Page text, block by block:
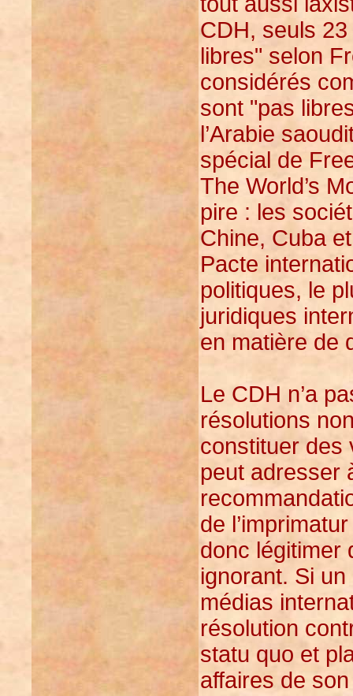
CDH, seuls
libres" selon
considérés
sont "pas
l’Arabie
spécial de
The World’s
pire : les
Chine, Cuba
Pacte
politiques, le
juridiques
en matière de
Le CDH n’a
résolutions
constituer des
peut adresser
de
donc légitimer
ignorant. Si
médias
résolution
statu quo et
affaires de